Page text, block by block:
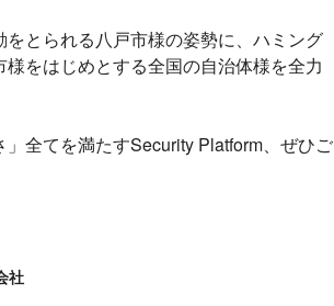
とられる八戸市様の姿勢に、ハミング
をはじめとする全国の自治体様を全力
全てを満たすSecurity Platform、ぜひご
社